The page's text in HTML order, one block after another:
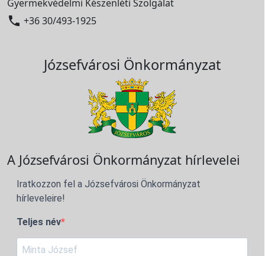
Gyermekvédelmi Készenléti Szolgálat
 +36 30/493-1925
Józsefvárosi Önkormányzat
A Józsefvárosi Önkormányzat hírlevelei
Iratkozzon fel a Józsefvárosi Önkormányzat
hírleveleire!
Teljes név